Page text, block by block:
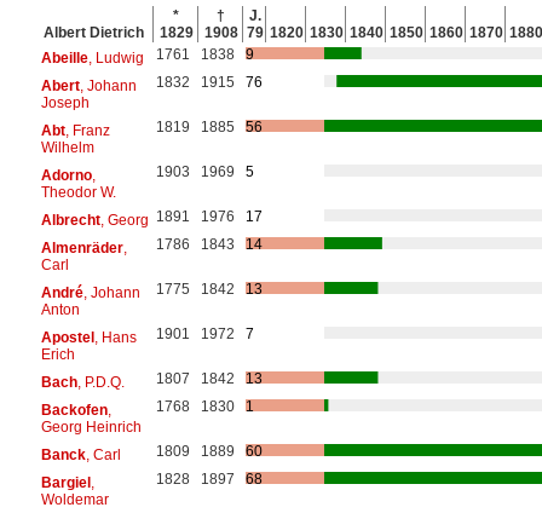
Albert Dietrich
*
1829
†
1908
J.
79 1820 1830 1840 1850 1860 1870 1880
Abeille, Ludwig 1761 1838
9
Abert, Johann
Joseph
1832 1915 76
Abt, Franz
Wilhelm
1819 1885 56
Adorno,
Theodor W.
1903 1969 5
Albrecht, Georg 1891 1976
17
Almenräder,
Carl
1786 1843 14
André, Johann
Anton
1775 1842 13
Apostel, Hans
Erich
1901 1972 7
Bach, P.D.Q. 1807 1842
13
Backofen,
Georg Heinrich
1768 1830 1
Banck, Carl 1809 1889
60
Bargiel,
Woldemar
1828 1897 68